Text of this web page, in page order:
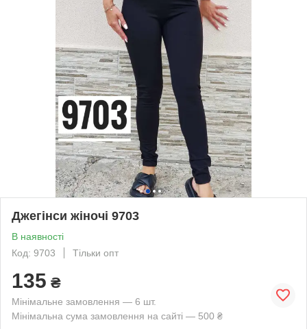
Джегінси жіночі 9703
В наявності
Код: 9703
Тільки опт
135 ₴
Мінімальне замовлення — 6 шт.
Мінімальна сума замовлення на сайті — 500 ₴